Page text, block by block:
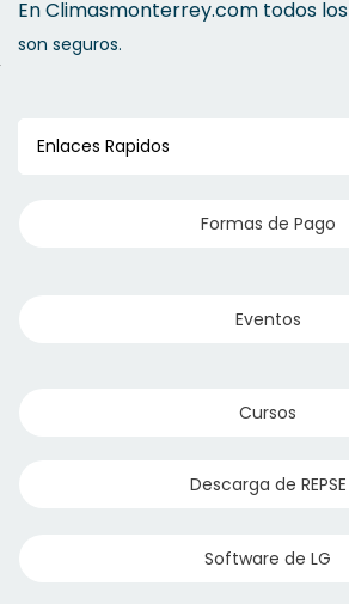
En Climasmonterrey.com todos los
son seguros.
Enlaces Rapidos
Formas de Pago
Eventos
Cursos
Descarga de REPSE
Software de LG